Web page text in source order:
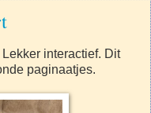
interactief. Dit
paginaatjes.